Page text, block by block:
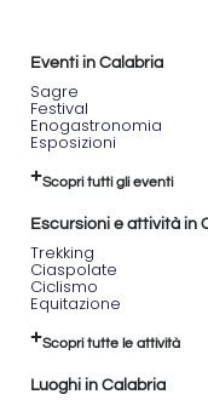
Eventi in Calabria
Sagre
Festival
Enogastronomia
Esposizioni
Scopri tutti gli eventi
Escursioni e attività in
Trekking
Ciaspolate
Ciclismo
Equitazione
Scopri tutte le attività
Luoghi in Calabria